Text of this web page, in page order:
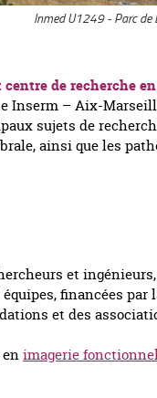
Inmed U1249 - Parc de
de recherche
Inserm – Aix-
sujets de
ainsi que les
et
financées par
et des
imagerie